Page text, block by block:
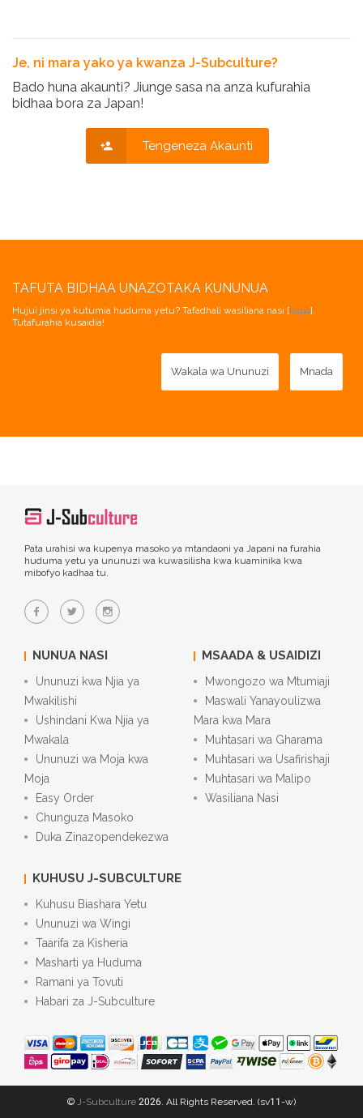
Je, ni mara yako ya kwanza J-Subculture?
Bado huna akaunti? Jiunge sasa na anza kufurahia
bidhaa bora za Japan!
Tengeneza Akaunti
TAFUTA BIDHAA UNAZOTAKA KUNUNUA
Hujui jinsi ya kutumia huduma yetu? Tafadhali wasiliana nasi [hapa].
Tutafurahia kusaidia!
Wakala wa Ununuzi Mnada
Pata urahisi wa kupenya masoko ya mtandaoni ya Japani na furahia
huduma yetu ya ununuzi wa kuwasilisha kwa kuaminika kwa
mibofyo kadhaa tu.
NUNUA NASI
Ununuzi kwa Njia ya
Mwakilishi
Ushindani Kwa Njia ya
Mwakala
Ununuzi wa Moja kwa
Moja
Easy Order
Chunguza Masoko
Duka Zinazopendekezwa
MSAADA & USAIDIZI
Mwongozo wa Mtumiaji
Maswali Yanayoulizwa
Mara kwa Mara
Muhtasari wa Gharama
Muhtasari wa Usafirishaji
Muhtasari wa Malipo
Wasiliana Nasi
KUHUSU J-SUBCULTURE
Kuhusu Biashara Yetu
Ununuzi wa Wingi
Taarifa za Kisheria
Masharti ya Huduma
Ramani ya Tovuti
Habari za J-Subculture
© J-Subculture 2026. All Rights Reserved. (sv11-w)